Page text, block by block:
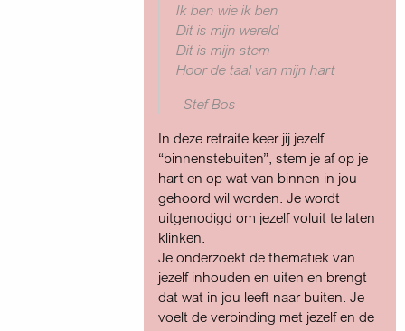
Ik ben wie ik ben
Dit is mijn wereld
Dit is mijn stem
Hoor de taal van mijn hart
–Stef Bos–
In deze retraite keer jij jezelf
“binnenstebuiten”, stem je af op je
hart en op wat van binnen in jou
gehoord wil worden. Je wordt
uitgenodigd om jezelf voluit te laten
klinken.
Je onderzoekt de thematiek van
jezelf inhouden en uiten en brengt
dat wat in jou leeft naar buiten. Je
voelt de verbinding met jezelf en de